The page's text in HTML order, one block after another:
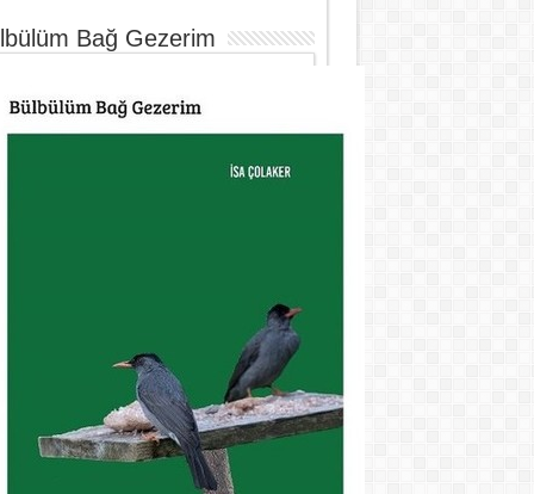
Bağ Gezerim